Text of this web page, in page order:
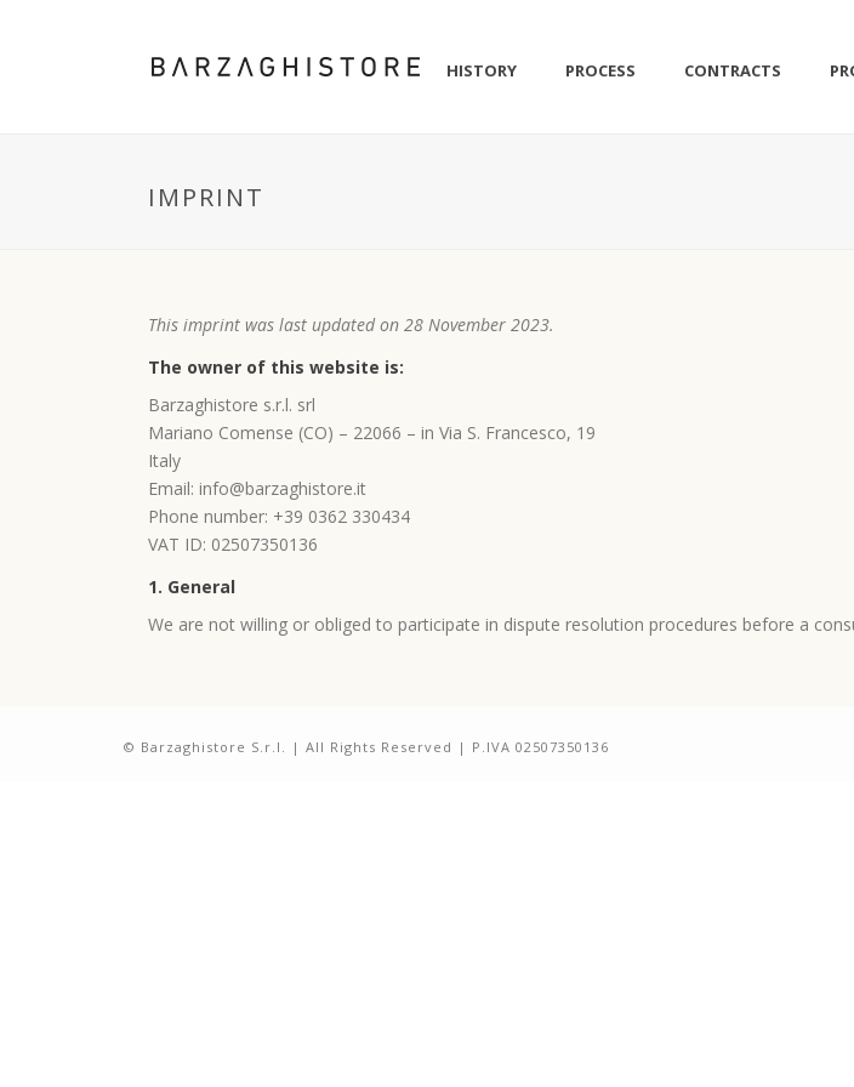
HISTORY PROCESS CONTRACTS
IMPRINT
This imprint was last updated on 28 November 2023.
The owner of this website is:
Barzaghistore s.r.l. srl
Mariano Comense (CO) – 22066 – in Via S. Francesco, 19
Italy
Email: info@barzaghistore.it
Phone number: +39 0362 330434
VAT ID: 02507350136
1. General
We are not willing or obliged to participate in dispute resolution procedures before a
© Barzaghistore S.r.l. | All Rights Reserved | P.IVA 02507350136